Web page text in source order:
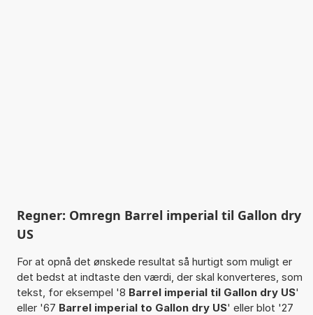
Regner: Omregn Barrel imperial til Gallon dry
US
For at opnå det ønskede resultat så hurtigt som muligt er
det bedst at indtaste den værdi, der skal konverteres, som
tekst, for eksempel '8 Barrel imperial til Gallon dry US'
eller '67 Barrel imperial to Gallon dry US' eller blot '27